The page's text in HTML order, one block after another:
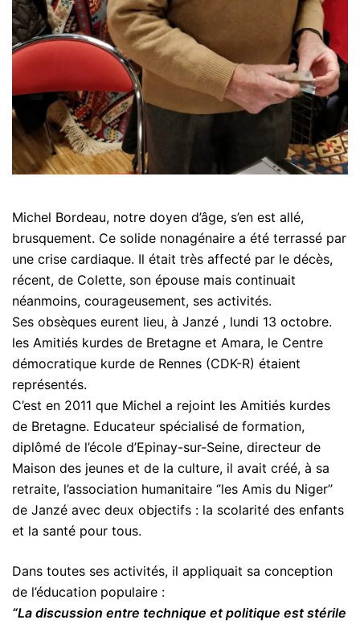
Michel Bordeau, notre doyen d’âge, s’en est allé,
brusquement. Ce solide nonagénaire a été terrassé par
une crise cardiaque. Il était très affecté par le décès,
récent, de Colette, son épouse mais continuait
néanmoins, courageusement, ses activités.
Ses obsèques eurent lieu, à Janzé , lundi 13 octobre.
les Amitiés kurdes de Bretagne et Amara, le Centre
démocratique kurde de Rennes (CDK-R) étaient
représentés.
C’est en 2011 que Michel a rejoint les Amitiés kurdes
de Bretagne. Educateur spécialisé de formation,
diplômé de l’école d’Epinay-sur-Seine, directeur de
Maison des jeunes et de la culture, il avait créé, à sa
retraite, l’association humanitaire ‘’les Amis du Niger’’
de Janzé avec deux objectifs : la scolarité des enfants
et la santé pour tous.
Dans toutes ses activités, il appliquait sa conception
de l’éducation populaire :
“La discussion entre technique et politique est stérile